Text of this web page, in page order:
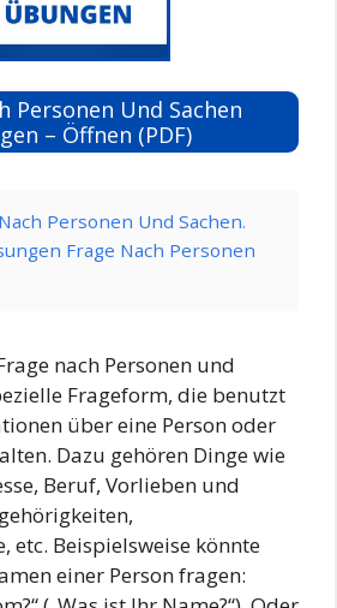
Personen Und Sachen
– Öffnen (PDF)
Personen Und Sachen.
Frage Nach Personen
nach Personen und
Frageform, die benutzt
über eine Person oder
Dazu gehören Dinge wie
Beruf, Vorlieben und
etc. Beispielsweise könnte
einer Person fragen: